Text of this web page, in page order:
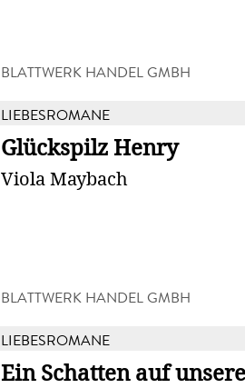
BLATTWERK HANDEL GMBH
LIEBESROMANE
Glückspilz Henry
Viola Maybach
BLATTWERK HANDEL GMBH
LIEBESROMANE
Ein Schatten auf